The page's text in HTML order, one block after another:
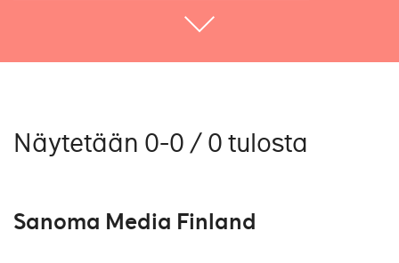
Näytetään 0-0 / 0 tulosta
Sanoma Media Finland